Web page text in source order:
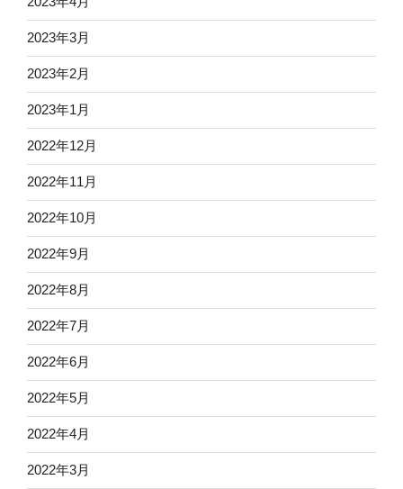
2023年3月
2023年2月
2023年1月
2022年12月
2022年11月
2022年10月
2022年9月
2022年8月
2022年7月
2022年6月
2022年5月
2022年4月
2022年3月